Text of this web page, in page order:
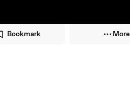
Bookmark More